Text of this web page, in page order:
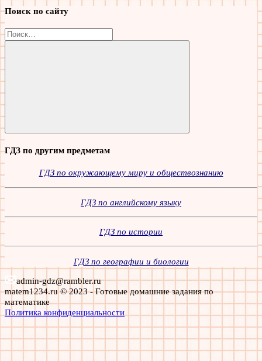
Поиск по сайту
Найти:
Поиск
ГДЗ по другим предметам
ГДЗ по окружающему миру и обществознанию
ГДЗ по английскому языку
ГДЗ по истории
ГДЗ по географии и биологии
admin-gdz@rambler.ru
matem1234.ru © 2023 - Готовые домашние задания по
математике
Политика конфиденциальности